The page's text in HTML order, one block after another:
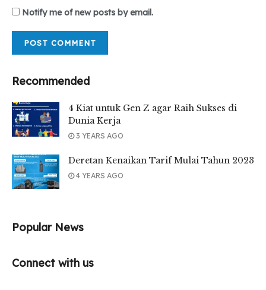
Notify me of new posts by email.
Recommended
4 Kiat untuk Gen Z agar Raih Sukses di
Dunia Kerja
3 YEARS AGO
Deretan Kenaikan Tarif Mulai Tahun 2023
4 YEARS AGO
Popular News
Connect with us